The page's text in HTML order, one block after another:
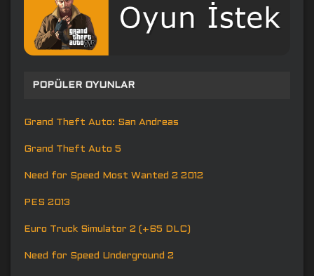
POPÜLER OYUNLAR
Grand Theft Auto: San Andreas
Grand Theft Auto 5
Need for Speed Most Wanted 2 2012
PES 2013
Euro Truck Simulator 2 (+65 DLC)
Need for Speed Underground 2